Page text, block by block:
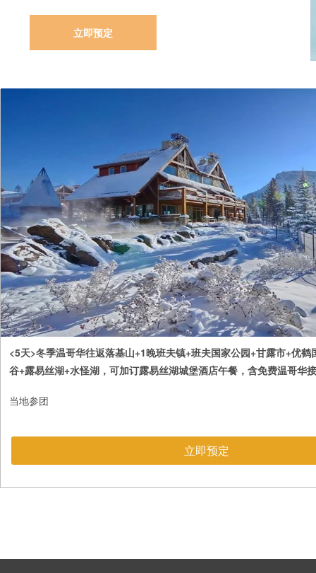
立即预定
<5天>冬季温哥华往返落基山+1晚班夫镇+班夫国家公园+甘露市+优鹤
谷+露易丝湖+水怪湖，可加订露易丝湖城堡酒店午餐，含免费温哥华
当地参团
立即预定